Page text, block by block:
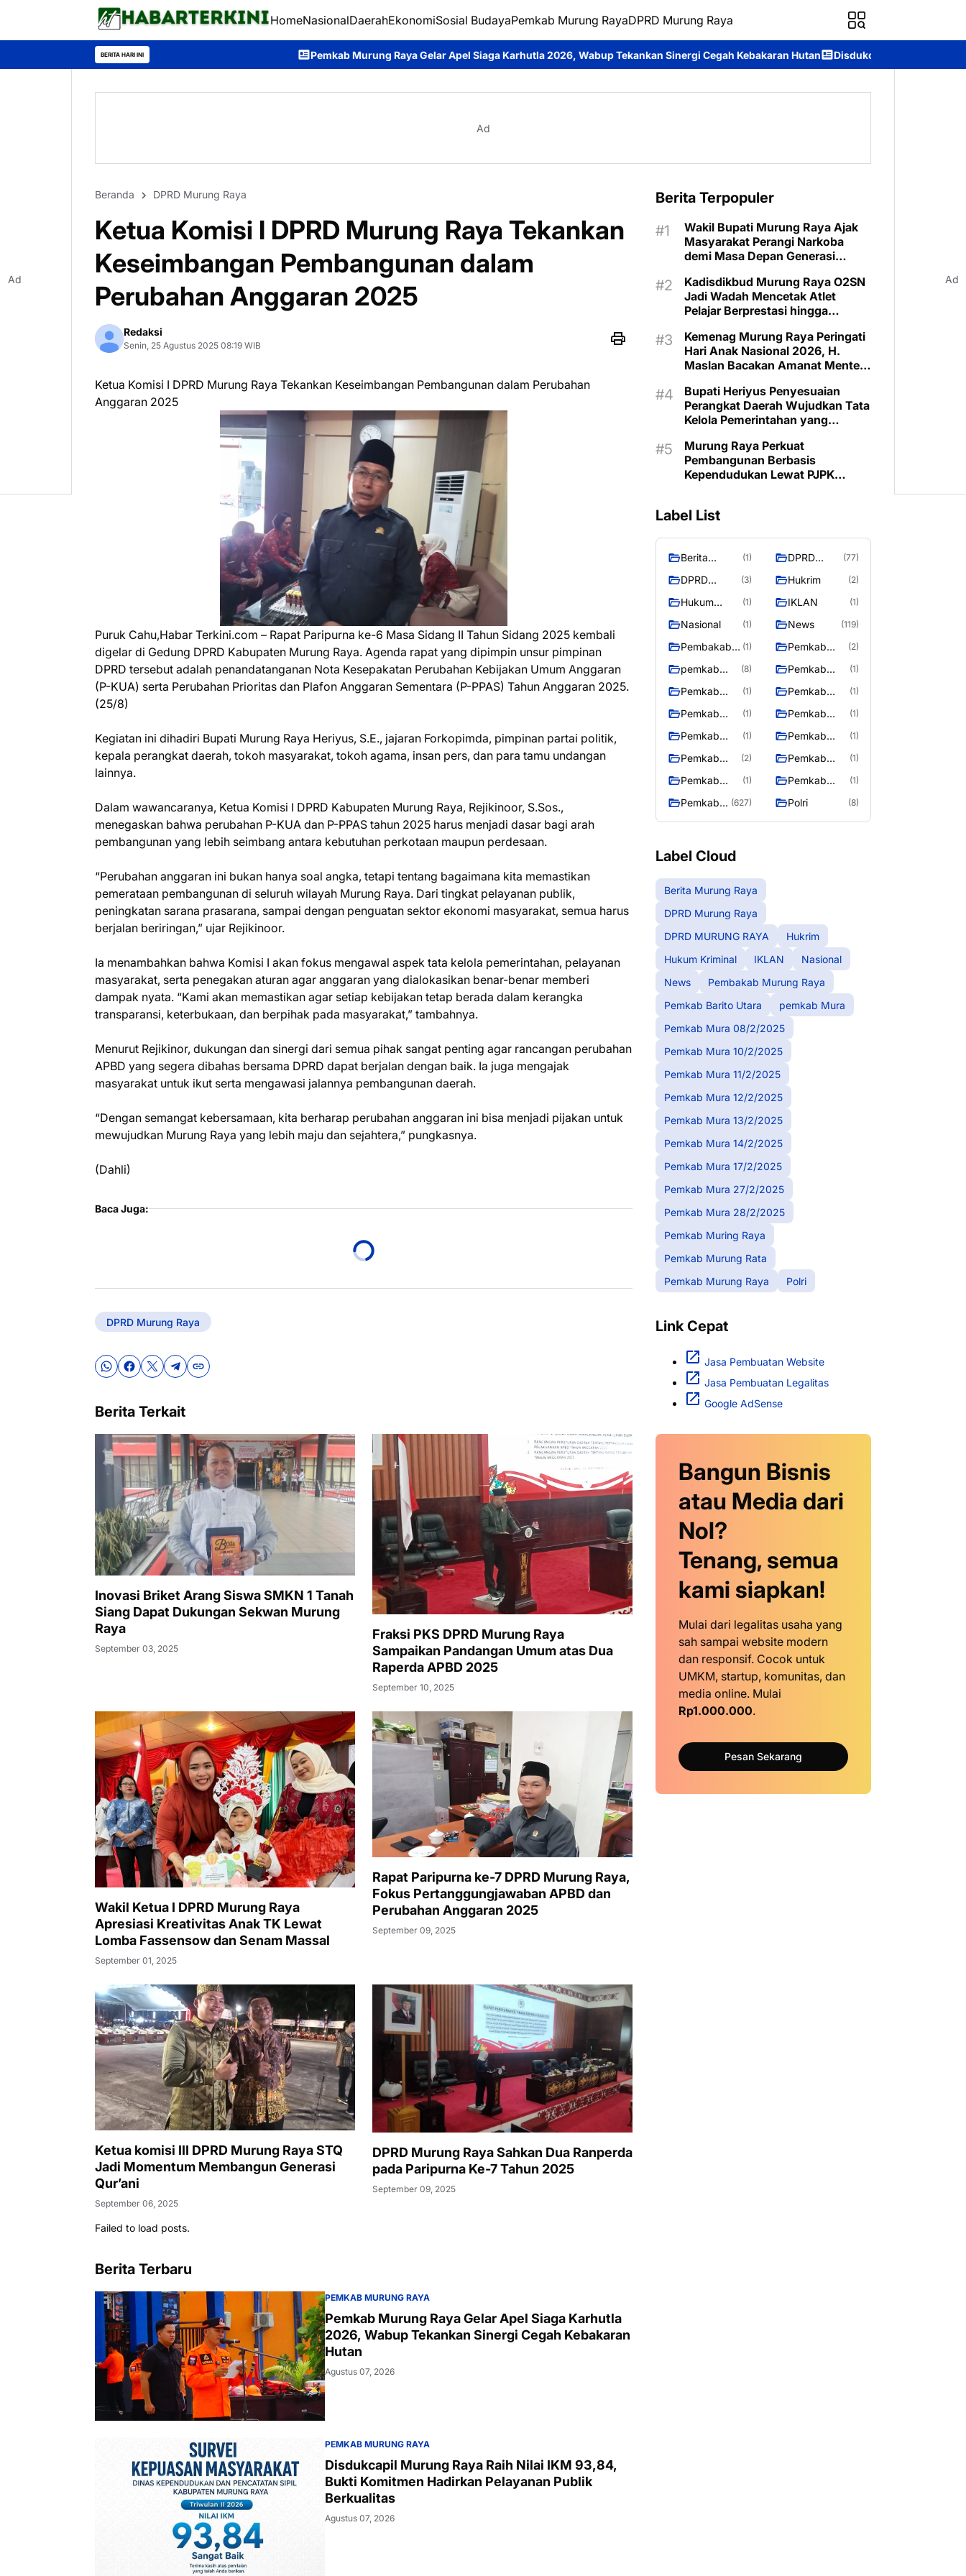
HomeNasionalDaerahEkonomiSosial BudayaPemkab Murung RayaDPRD Murung Raya
BERITA HARI INI Pemkab Murung Raya Gelar Apel Siaga Karhutla 2026, Wabup Tekankan Sinergi Cegah Kebakaran Hutan Disdukcapil Murung Raya Raih Nilai IKM 93,84, Bukti
Ad
Beranda DPRD Murung Raya
Ketua Komisi I DPRD Murung Raya Tekankan
Keseimbangan Pembangunan dalam
Perubahan Anggaran 2025
Redaksi
Senin, 25 Agustus 2025 08:19 WIB
Ketua Komisi I DPRD Murung Raya Tekankan Keseimbangan Pembangunan dalam Perubahan
Anggaran 2025
Puruk Cahu,Habar Terkini.com – Rapat Paripurna ke-6 Masa Sidang II Tahun Sidang 2025 kembali
digelar di Gedung DPRD Kabupaten Murung Raya. Agenda rapat yang dipimpin unsur pimpinan
DPRD tersebut adalah penandatanganan Nota Kesepakatan Perubahan Kebijakan Umum Anggaran
(P-KUA) serta Perubahan Prioritas dan Plafon Anggaran Sementara (P-PPAS) Tahun Anggaran 2025.
(25/8)
Kegiatan ini dihadiri Bupati Murung Raya Heriyus, S.E., jajaran Forkopimda, pimpinan partai politik,
kepala perangkat daerah, tokoh masyarakat, tokoh agama, insan pers, dan para tamu undangan
lainnya.
Dalam wawancaranya, Ketua Komisi I DPRD Kabupaten Murung Raya, Rejikinoor, S.Sos.,
menegaskan bahwa perubahan P-KUA dan P-PPAS tahun 2025 harus menjadi dasar bagi arah
pembangunan yang lebih seimbang antara kebutuhan perkotaan maupun perdesaan.
“Perubahan anggaran ini bukan hanya soal angka, tetapi tentang bagaimana kita memastikan
pemerataan pembangunan di seluruh wilayah Murung Raya. Dari tingkat pelayanan publik,
peningkatan sarana prasarana, sampai dengan penguatan sektor ekonomi masyarakat, semua harus
berjalan beriringan,” ujar Rejikinoor.
Ia menambahkan bahwa Komisi I akan fokus mengawal aspek tata kelola pemerintahan, pelayanan
masyarakat, serta penegakan aturan agar anggaran yang dialokasikan benar-benar memberi
dampak nyata. “Kami akan memastikan agar setiap kebijakan tetap berada dalam kerangka
transparansi, keterbukaan, dan berpihak pada masyarakat,” tambahnya.
Menurut Rejikinor, dukungan dan sinergi dari semua pihak sangat penting agar rancangan perubahan
APBD yang segera dibahas bersama DPRD dapat berjalan dengan baik. Ia juga mengajak
masyarakat untuk ikut serta mengawasi jalannya pembangunan daerah.
“Dengan semangat kebersamaan, kita berharap perubahan anggaran ini bisa menjadi pijakan untuk
mewujudkan Murung Raya yang lebih maju dan sejahtera,” pungkasnya.
(Dahli)
Baca Juga:
DPRD Murung Raya
Berita Terkait
Inovasi Briket Arang Siswa SMKN 1 Tanah
Siang Dapat Dukungan Sekwan Murung
Raya
September 03, 2025
Fraksi PKS DPRD Murung Raya
Sampaikan Pandangan Umum atas Dua
Raperda APBD 2025
September 10, 2025
Wakil Ketua I DPRD Murung Raya
Apresiasi Kreativitas Anak TK Lewat
Lomba Fassensow dan Senam Massal
September 01, 2025
Rapat Paripurna ke-7 DPRD Murung Raya,
Fokus Pertanggungjawaban APBD dan
Perubahan Anggaran 2025
September 09, 2025
Ketua komisi III DPRD Murung Raya STQ
Jadi Momentum Membangun Generasi
Qur’ani
September 06, 2025
DPRD Murung Raya Sahkan Dua Ranperda
pada Paripurna Ke-7 Tahun 2025
September 09, 2025
Failed to load posts.
Berita Terbaru
PEMKAB MURUNG RAYA
Pemkab Murung Raya Gelar Apel Siaga Karhutla
2026, Wabup Tekankan Sinergi Cegah Kebakaran
Hutan
Agustus 07, 2026
PEMKAB MURUNG RAYA
Disdukcapil Murung Raya Raih Nilai IKM 93,84,
Bukti Komitmen Hadirkan Pelayanan Publik
Berkualitas
Agustus 07, 2026
Berita Terpopuler
Wakil Bupati Murung Raya Ajak
Masyarakat Perangi Narkoba
demi Masa Depan Generasi
Kadisdikbud Murung Raya O2SN
Jadi Wadah Mencetak Atlet
Pelajar Berprestasi hingga
Kemenag Murung Raya Peringati
Hari Anak Nasional 2026, H.
Maslan Bacakan Amanat Menteri
Bupati Heriyus Penyesuaian
Perangkat Daerah Wujudkan Tata
Kelola Pemerintahan yang
Murung Raya Perkuat
Pembangunan Berbasis
Kependudukan Lewat PJPK
Label List
Berita
Raya
(1)
DPRD
Raya
(77)
DPRD
RAYA
(3) Hukrim (2)
Hukum
(1) IKLAN (1)
Nasional (1) News (119)
Pembakab
Raya
(1)
Pemkab
(2)
pemkab
(8)
Pemkab
08/2/2025
(1)
Pemkab
10/2/2025
(1)
Pemkab
11/2/2025
(1)
Pemkab
12/2/2025
(1)
Pemkab
13/2/2025
(1)
Pemkab
14/2/2025
(1)
Pemkab
17/2/2025
(1)
Pemkab
27/2/2025
(2)
Pemkab
28/2/2025
(1)
Pemkab
Muring Raya
(1)
Pemkab
(1)
Pemkab
(627) Polri (8)
Label Cloud
Berita Murung Raya
DPRD Murung Raya
DPRD MURUNG RAYA
Hukrim
Hukum Kriminal
IKLAN
Nasional
News
Pembakab Murung Raya
Pemkab Barito Utara
pemkab Mura
Pemkab Mura 08/2/2025
Pemkab Mura 10/2/2025
Pemkab Mura 11/2/2025
Pemkab Mura 12/2/2025
Pemkab Mura 13/2/2025
Pemkab Mura 14/2/2025
Pemkab Mura 17/2/2025
Pemkab Mura 27/2/2025
Pemkab Mura 28/2/2025
Pemkab Muring Raya
Pemkab Murung Rata
Pemkab Murung Raya
Polri
Link Cepat
Jasa Pembuatan Website
Jasa Pembuatan Legalitas
Google AdSense
Bangun Bisnis
atau Media dari
Nol?
Tenang, semua
kami siapkan!
Mulai dari legalitas usaha yang
sah sampai website modern
dan responsif. Cocok untuk
UMKM, startup, komunitas, dan
media online. Mulai
Rp1.000.000.
Pesan Sekarang
Ad Ad